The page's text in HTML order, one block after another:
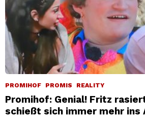
PROMIHOF PROMIS REALITY
Promihof: Genial! Fritz
schießt sich immer mehr ins